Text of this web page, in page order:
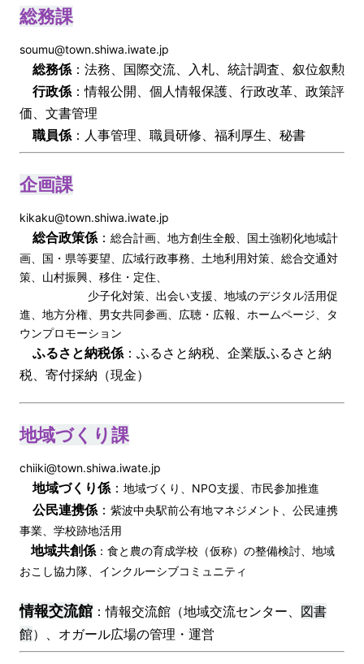
総務課
soumu@town.shiwa.iwate.jp
総務係：法務、国際交流、入札、統計調査、叙位叙勲
行政係：情報公開、個人情報保護、行政改革、政策評
価、文書管理
職員係：人事管理、職員研修、福利厚生、秘書
企画課
kikaku@town.shiwa.iwate.jp
総合政策係： 総合計画、地方創生全般、国土強靭化地域計
画、国・県等要望、広域行政事務、土地利用対策、総合交通対
策、山村振興、移住・定住、
少子化対策、出会い支援、地域のデジタル活用促
進、地方分権、男女共同参画、広聴・広報、ホームページ、タ
ウンプロモーション
ふるさと納税係：ふるさと納税、企業版ふるさと納
税、寄付採納（現金）
地域づくり課
chiiki@town.shiwa.iwate.jp
地域づくり係： 地域づくり、NPO支援、市民参加推進
公民連携係： 紫波中央駅前公有地マネジメント、公民連携
事業、学校跡地活用
地域共創係 ：食と農の育成学校（仮称）の整備検討、地域
おこし協力隊、インクルーシブコミュニティ
情報交流館 ：情報交流館（地域交流センター、 図書
館）、オガール広場の管理・運営